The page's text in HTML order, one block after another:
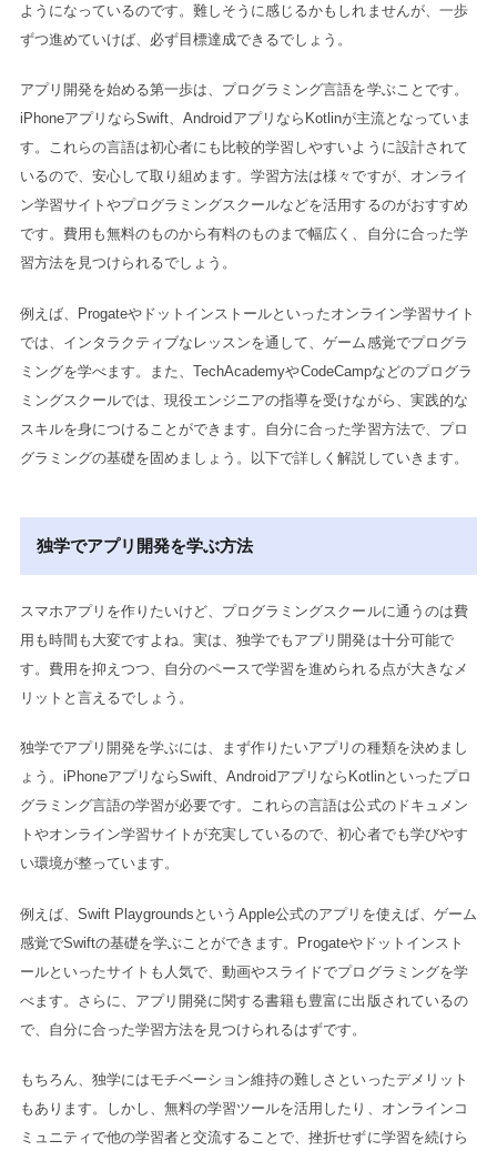
ようになっているのです。難しそうに感じるかもしれませんが、一歩
ずつ進めていけば、必ず目標達成できるでしょう。
アプリ開発を始める第一歩は、プログラミング言語を学ぶことです。
iPhoneアプリならSwift、AndroidアプリならKotlinが主流となっていま
す。これらの言語は初心者にも比較的学習しやすいように設計されて
いるので、安心して取り組めます。学習方法は様々ですが、オンライ
ン学習サイトやプログラミングスクールなどを活用するのがおすすめ
です。費用も無料のものから有料のものまで幅広く、自分に合った学
習方法を見つけられるでしょう。
例えば、Progateやドットインストールといったオンライン学習サイト
では、インタラクティブなレッスンを通して、ゲーム感覚でプログラ
ミングを学べます。また、TechAcademyやCodeCampなどのプログラ
ミングスクールでは、現役エンジニアの指導を受けながら、実践的な
スキルを身につけることができます。自分に合った学習方法で、プロ
グラミングの基礎を固めましょう。以下で詳しく解説していきます。
独学でアプリ開発を学ぶ方法
スマホアプリを作りたいけど、プログラミングスクールに通うのは費
用も時間も大変ですよね。実は、独学でもアプリ開発は十分可能で
す。費用を抑えつつ、自分のペースで学習を進められる点が大きなメ
リットと言えるでしょう。
独学でアプリ開発を学ぶには、まず作りたいアプリの種類を決めまし
ょう。iPhoneアプリならSwift、AndroidアプリならKotlinといったプロ
グラミング言語の学習が必要です。これらの言語は公式のドキュメン
トやオンライン学習サイトが充実しているので、初心者でも学びやす
い環境が整っています。
例えば、Swift PlaygroundsというApple公式のアプリを使えば、ゲーム
感覚でSwiftの基礎を学ぶことができます。Progateやドットインスト
ールといったサイトも人気で、動画やスライドでプログラミングを学
べます。さらに、アプリ開発に関する書籍も豊富に出版されているの
で、自分に合った学習方法を見つけられるはずです。
もちろん、独学にはモチベーション維持の難しさといったデメリット
もあります。しかし、無料の学習ツールを活用したり、オンラインコ
ミュニティで他の学習者と交流することで、挫折せずに学習を続けら